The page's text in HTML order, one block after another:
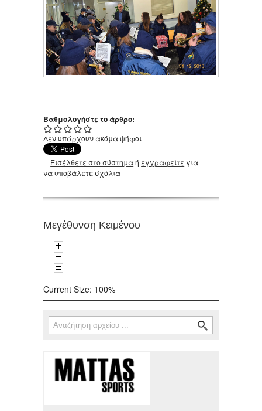
Βαθμολογήστε το άρθρο:
Δεν υπάρχουν ακόμα ψήφοι
Εισέλθετε στο σύστημαή εγγραφείτε για
να υποβάλετε σχόλια
Μεγέθυνση Κειμένου
Current Size: 100%
Φόρμα αναζήτησης
Αναζήτηση